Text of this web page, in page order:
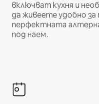
включват кухня и
да живеете удобно за
перфектната
под наем.